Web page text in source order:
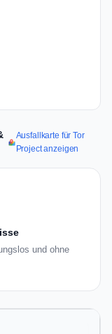
Ausfallkarte für Tor
Project anzeigen
und ohne